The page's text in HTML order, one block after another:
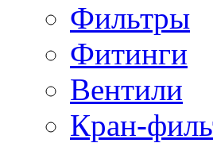
Фильтры
Фитинги
Вентили
Кран-